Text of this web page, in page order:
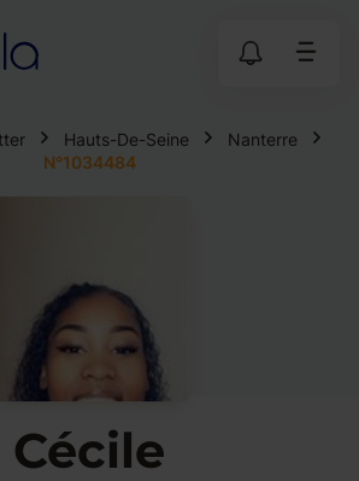
Hauts-De-Seine
Nanterre
N°1034484
Cécile